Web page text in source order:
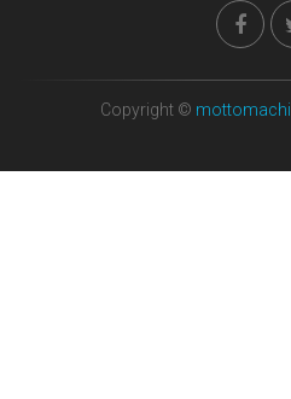
Copyright © mottomachi